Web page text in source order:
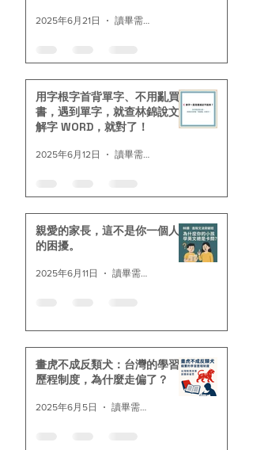
2025年6月21日
用字根字首背單字、不用亂買
書，遇到單字，就查林錦說文
解字 WORD，就對了！
2025年6月12日
親愛的家長，這不是你一個人
的困擾。
2025年6月11日
畫虎不成反類犬：台灣的學習
歷程制度，為什麼走偏了？
2025年6月5日